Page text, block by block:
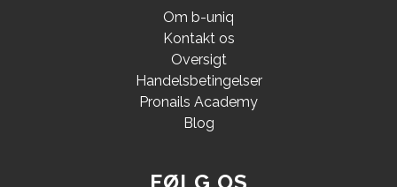
Om b-uniq
Kontakt os
Oversigt
Handelsbetingelser
Pronails Academy
Blog